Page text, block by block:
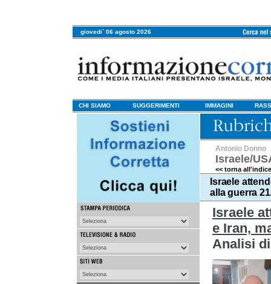
giovedi` 06 agosto 2026
CHI SIAMO SUGGERIMENTI IMMAGINI
Antonio Donno
Israele/
<< torna
Israele
alla guerra
Israele
e Iran,
Analisi